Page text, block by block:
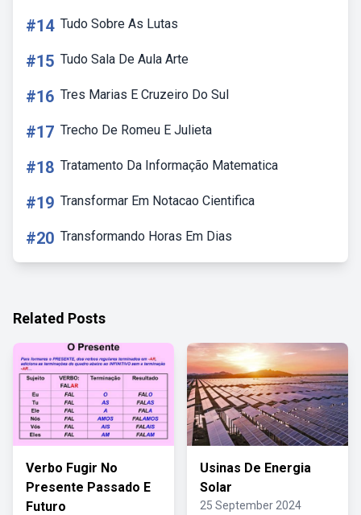
#14 Tudo Sobre As Lutas
#15 Tudo Sala De Aula Arte
#16 Tres Marias E Cruzeiro Do Sul
#17 Trecho De Romeu E Julieta
#18 Tratamento Da Informação Matematica
#19 Transformar Em Notacao Cientifica
#20 Transformando Horas Em Dias
Related Posts
Verbo Fugir No
Presente Passado E
Futuro
Usinas De Energia
Solar
25 September 2024